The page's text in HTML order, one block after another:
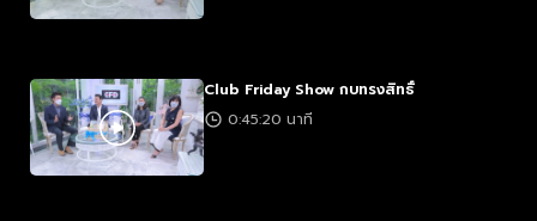
Club Friday Show กบทรงสิทธิ์
0:45:20 นาที